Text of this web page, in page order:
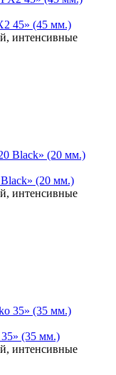
45» (45 мм.)
интенсивные
Black» (20 мм.)
интенсивные
35» (35 мм.)
интенсивные